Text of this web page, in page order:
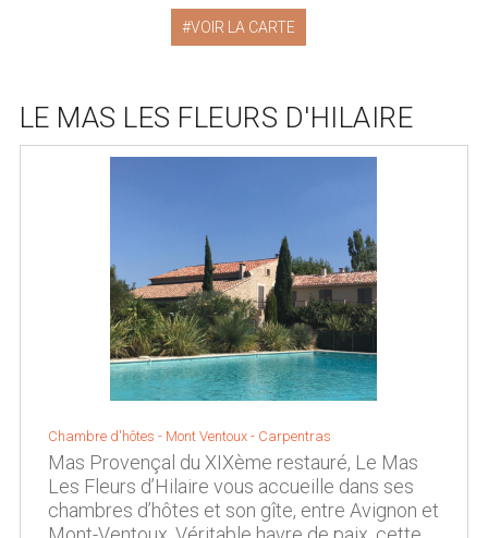
VOIR LA CARTE
LE MAS LES FLEURS D'HILAIRE
Chambre d'hôtes - Mont Ventoux - Carpentras
Mas Provençal du XIXème restauré, Le Mas
Les Fleurs d’Hilaire vous accueille dans ses
chambres d’hôtes et son gîte, entre Avignon et